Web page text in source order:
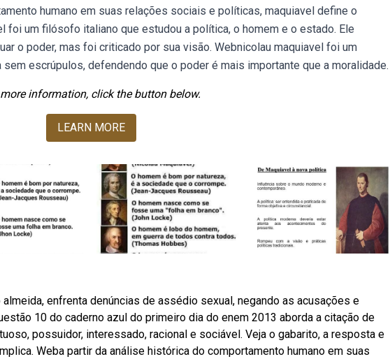
humano em suas relações sociais e políticas, maquiavel define o
foi um filósofo italiano que estudou a política, o homem e o estado. Ele
o poder, mas foi criticado por sua visão. Webnicolau maquiavel foi um
escrúpulos, defendendo que o poder é mais importante que a moralidade.
information, click the button below.
LEARN MORE
enfrenta denúncias de assédio sexual, negando as acusações e
10 do caderno azul do primeiro dia do enem 2013 aborda a citação de
possuidor, interessado, racional e sociável. Veja o gabarito, a resposta e
Weba partir da análise histórica do comportamento humano em suas